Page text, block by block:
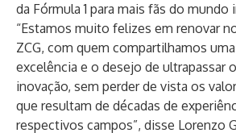
da Fórmula 1 para mais fãs do mundo
“Estamos muito felizes em renovar
ZCG, com quem compartilhamos
excelência e o desejo de ultrapassar
inovação, sem perder de vista os
que resultam de décadas de
respectivos campos”, disse Lorenzo